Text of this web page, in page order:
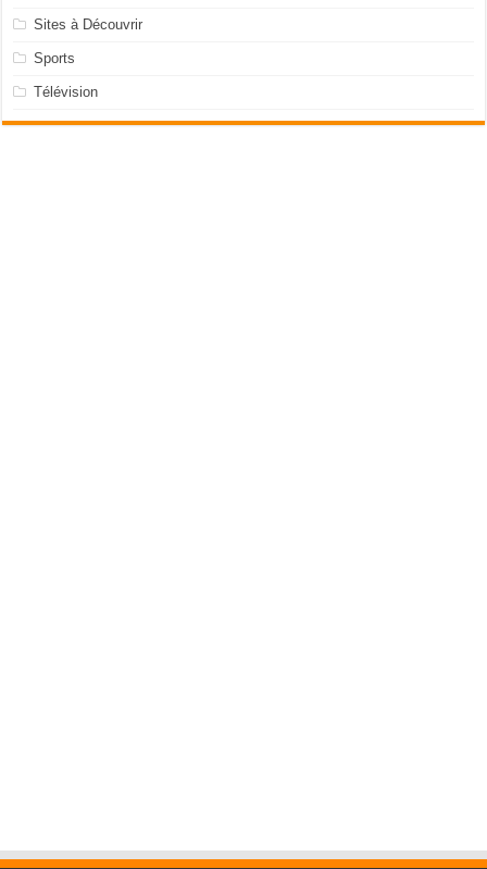
Sites à Découvrir
Sports
Télévision